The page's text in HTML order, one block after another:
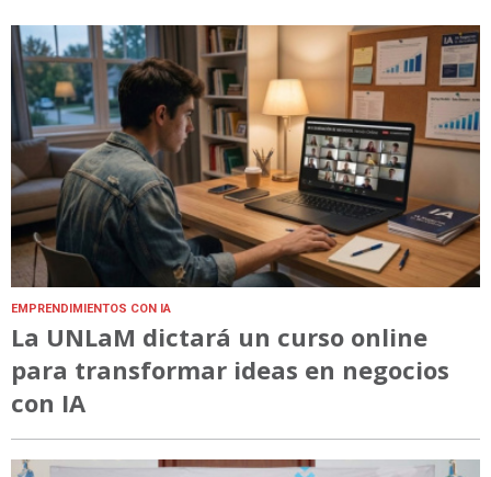
EMPRENDIMIENTOS CON IA
La UNLaM dictará un curso online
para transformar ideas en negocios
con IA